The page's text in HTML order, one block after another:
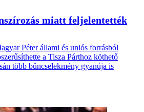
miatt feljelentették
Péter állami és uniós forrásból
a Tisza Párthoz köthető
több bűncselekmény gyanúja is